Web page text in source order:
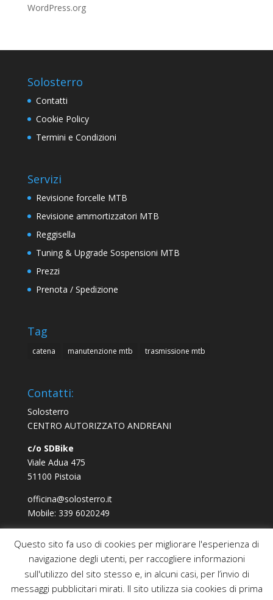
WordPress.org
Solosterro
Contatti
Cookie Policy
Termini e Condizioni
Servizi
Revisione forcelle MTB
Revisione ammortizzatori MTB
Reggisella
Tuning & Upgrade Sospensioni MTB
Prezzi
Prenota / Spedizione
Tag
catena manutenzione mtb trasmissione mtb
Contatti:
Solosterro
CENTRO AUTORIZZATO ANDREANI
c/o SDBike
Viale Adua 475
51100 Pistoia
officina@solosterro.it
Mobile: 339 6020249
Contatti
Cookie Policy
Questo sito fa uso di cookies per migliorare l'esperienza di
navigazione degli utenti, per raccogliere informazioni
sull'utilizzo del sito stesso e, in alcuni casi, per l’invio di
messaggi pubblicitari mirati. Il sito utilizza sia cookies di prima